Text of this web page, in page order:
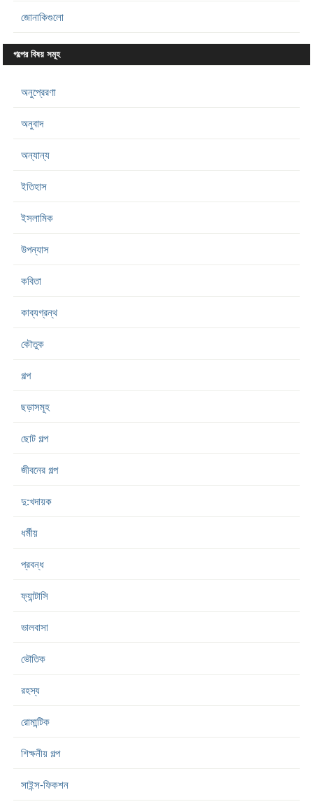
জোনাকিগুলো
গল্পের বিষয় সমূহ
অনুপ্রেরণা
অনুবাদ
অন্যান্য
ইতিহাস
ইসলামিক
উপন্যাস
কবিতা
কাব্যগ্রন্থ
কৌতুক
গল্প
ছড়াসমূহ
ছোট গল্প
জীবনের গল্প
দু:খদায়ক
ধর্মীয়
প্রবন্ধ
ফ্যান্টাসি
ভালবাসা
ভৌতিক
রহস্য
রোমান্টিক
শিক্ষনীয় গল্প
সাইন্স-ফিকশন